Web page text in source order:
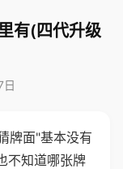
有(四代升级
牌面"基本没有
不知道哪张牌